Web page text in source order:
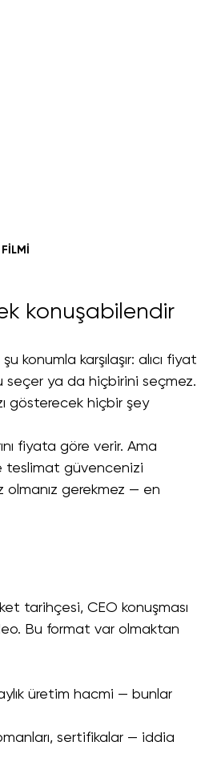
konuşabilendir
konumla karşılaşır: alıcı fiyat
seçer ya da hiçbirini seçmez.
gösterecek hiçbir şey
fiyata göre verir. Ama
teslimat güvencenizi
gerekmez — en
tarihçesi, CEO konuşması
Bu format var olmaktan
üretim hacmi — bunlar
sertifikalar — iddia